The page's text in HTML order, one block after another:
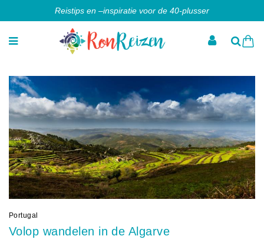
Reistips en –inspiratie voor de 40-plusser
Portugal
Volop wandelen in de Algarve